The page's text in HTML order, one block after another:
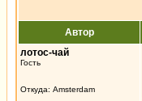
Автор
лотос-чай
Гость
Откуда: Amsterdam